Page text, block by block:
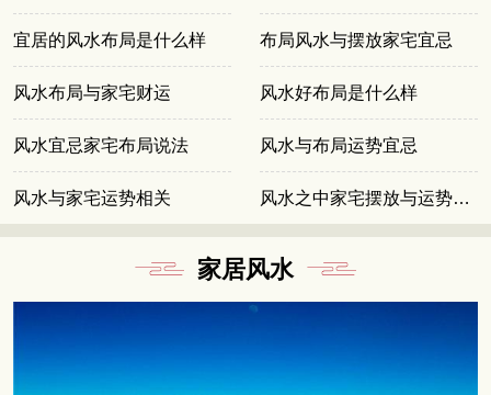
宜居的风水布局是什么样 布局风水与摆放家宅宜忌
风水布局与家宅财运 风水好布局是什么样
风水宜忌家宅布局说法 风水与布局运势宜忌
风水与家宅运势相关 风水之中家宅摆放与运势相关
家居风水